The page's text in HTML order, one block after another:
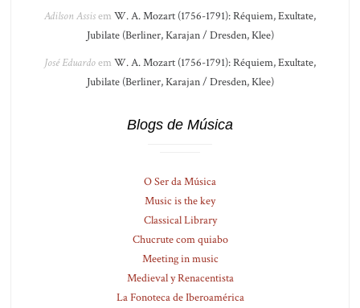
Adilson Assisem W. A. Mozart (1756-1791): Réquiem, Exultate,
Jubilate (Berliner, Karajan / Dresden, Klee)
José Eduardoem W. A. Mozart (1756-1791): Réquiem, Exultate,
Jubilate (Berliner, Karajan / Dresden, Klee)
Blogs de Música
O Ser da Música
Music is the key
Classical Library
Chucrute com quiabo
Meeting in music
Medieval y Renacentista
La Fonoteca de Iberoamérica